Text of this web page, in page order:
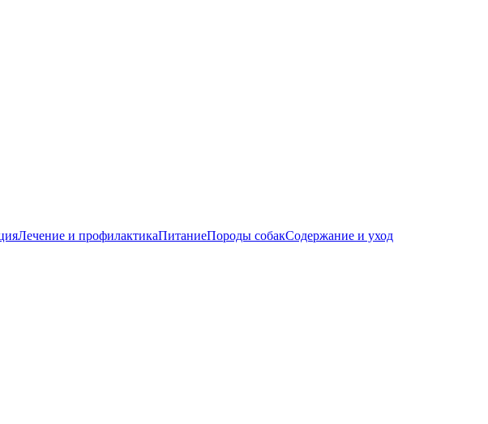
Лечение и профилактикаПитаниеПороды собакСодержание и уход